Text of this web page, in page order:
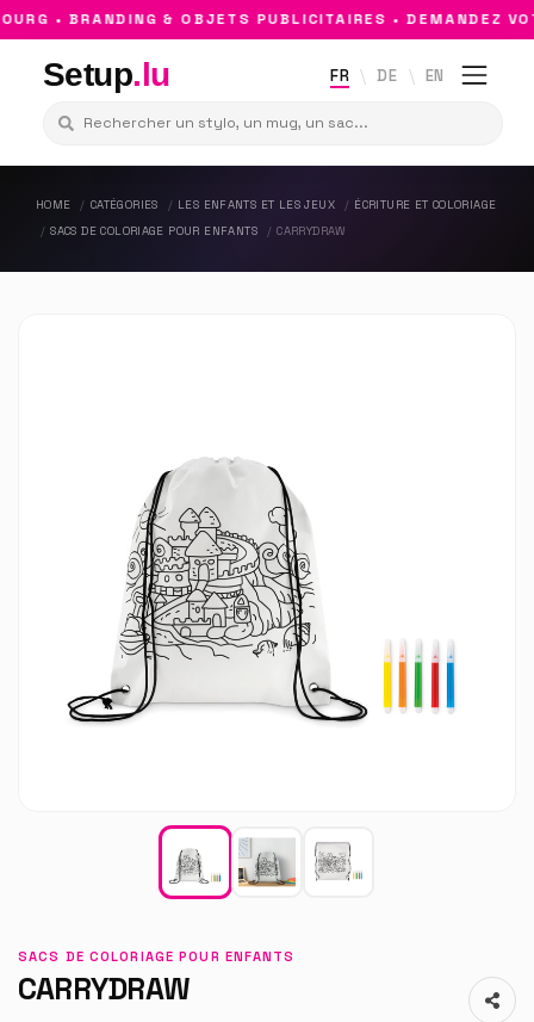
• BRANDING & OBJETS PUBLICITAIRES • DEMANDEZ
Setup.lu FR DE EN
HOME CATÉGORIES LES ENFANTS ET LES JEUX
ÉCRITURE ET COLORIAGE
SACS DE COLORIAGE POUR ENFANTS
CARRYDRAW
SACS DE COLORIAGE POUR ENFANTS
CARRYDRAW